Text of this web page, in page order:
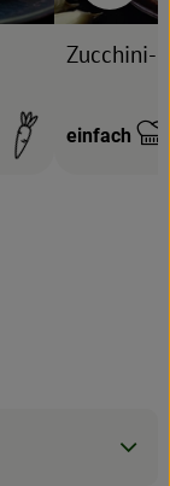
Zucchini-
einfach